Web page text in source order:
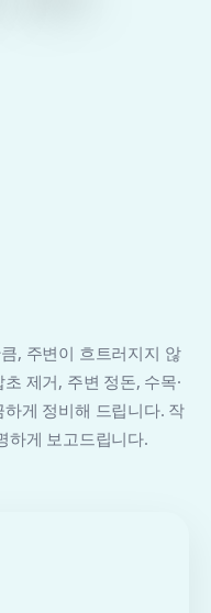
, 주변이 흐트러지지 않
제거, 주변 정돈, 수목·
게 정비해 드립니다. 작
하게 보고드립니다.